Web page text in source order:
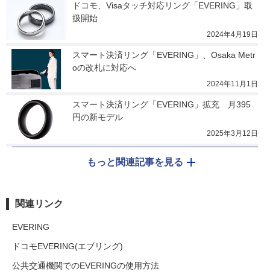
ドコモ、Visaタッチ対応リング「EVERING」取
扱開始
2024年4月19日
スマート決済リング「EVERING」、Osaka Metr
oの改札に対応へ
2024年11月1日
スマート決済リング「EVERING」拡充　月395
円の新モデル
2025年3月12日
もっと関連記事を見る
関連リンク
EVERING
ドコモEVERING(エブリング)
公共交通機関でのEVERINGの使用方法